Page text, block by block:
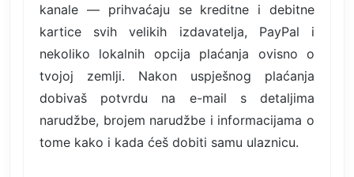
kanale — prihvaćaju se kreditne i debitne
kartice svih velikih izdavatelja, PayPal i
nekoliko lokalnih opcija plaćanja ovisno o
tvojoj zemlji. Nakon uspješnog plaćanja
dobivaš potvrdu na e-mail s detaljima
narudžbe, brojem narudžbe i informacijama o
tome kako i kada ćeš dobiti samu ulaznicu.